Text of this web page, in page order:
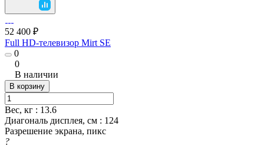
52 400 ₽
Full HD-телевизор Mirt SE
0
0
В наличии
В корзину
Вес, кг : 13.6
Диагональ дисплея, см : 124
Разрешение экрана, пикс
?